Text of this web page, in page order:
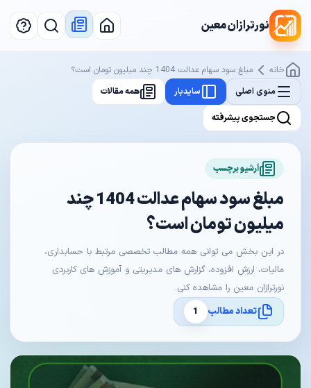
نورترازان معین
خانه
مبلغ سود سهام عدالت 1404 چند میلیون تومان است؟
منوی اصلی
سایدبار همه مقالات
جستجوی پیشرفته
آرشیو برچسب
مبلغ سود سهام عدالت 1404 چند
میلیون تومان است؟
در این بخش می توانی همه مطالب تخصصی مرتبط با حسابداری،
مالیات، ارزش افزوده، گزارش های مدیریتی و آموزش های کاربردی
نورترازان معین را مشاهده کنی.
تعداد مطالب
1